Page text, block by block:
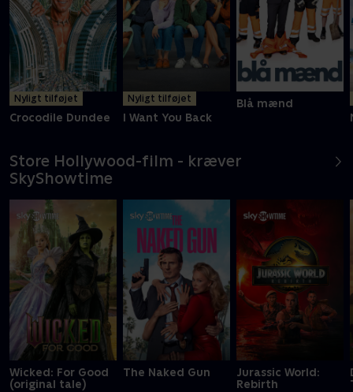
Nyligt tilføjet
Crocodile Dundee
Nyligt tilføjet
I Want You Back
Blå mænd
Store Hollywood-film - kræver
SkyShowtime
Wicked: For Good
(original tale)
The Naked Gun
Jurassic World:
Rebirth